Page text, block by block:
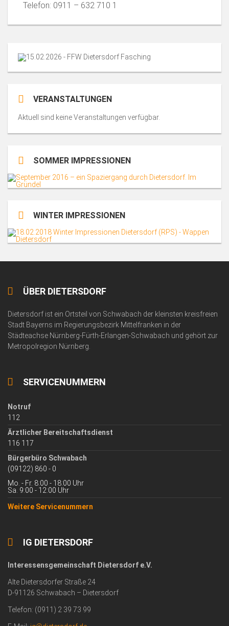
Telefon: 0911 – 632 710 1
VERANSTALTUNGEN
Aktuell sind keine Veranstaltungen verfügbar.
SOMMER IMPRESSIONEN
WINTER IMPRESSIONEN
ÜBER DIETERSDORF
Dietersdorf ist ein Ortsteil von Schwabach der kleinsten kreisfreien
Stadt Bayerns im Regierungsbezirk Mittelfranken in der
Städteachse Nürnberg-Fürth-Erlangen-Schwabach und gehört zur
Metropolregion Nürnberg.
SERVICENUMMERN
Notruf
112
Ärztlicher Bereitschaftsdienst
116 117
Bürgerbüro Schwabach
(09122) 860 - 0
Mo. - Fr. 8:00 - 18:00 Uhr
Sa. 9:00 - 12:00 Uhr
Weitere Servicenummern
IG DIETERSDORF
Interessensgemeinschaft Dietersdorf e.V.
Alte Dietersdorfer Straße 24
D-91126 Schwabach – Dietersdorf
Telefon: (0911) 2 39 73 99